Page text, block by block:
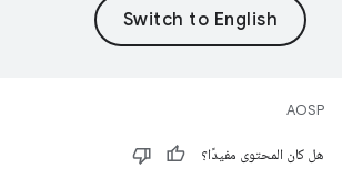
AOSP
هل كان المحتوى مفيدًا؟